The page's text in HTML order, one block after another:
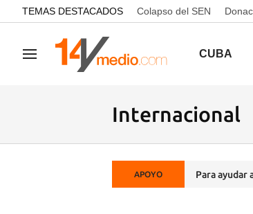
common.go-to-content
TEMAS DESTACADOS Colapso del SEN
Navegación CUBA
Internacional
APOYO Para ayudar